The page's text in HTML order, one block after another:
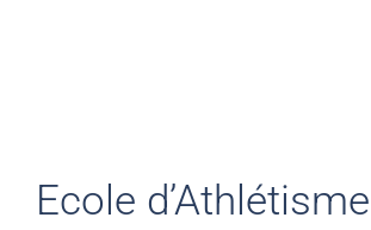
Ecole d’Athlétisme